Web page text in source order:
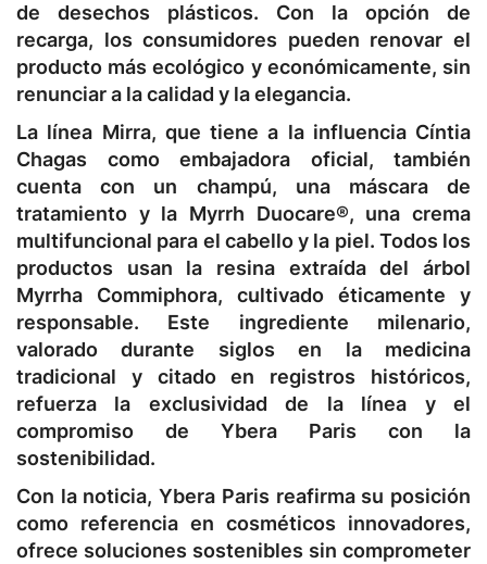
de desechos plásticos. Con la opción de
recarga, los consumidores pueden renovar el
producto más ecológico y económicamente, sin
renunciar a la calidad y la elegancia.
La línea Mirra, que tiene a la influencia Cíntia
Chagas como embajadora oficial, también
cuenta con un champú, una máscara de
tratamiento y la Myrrh Duocare®, una crema
multifuncional para el cabello y la piel. Todos los
productos usan la resina extraída del árbol
Myrrha Commiphora, cultivado éticamente y
responsable. Este ingrediente milenario,
valorado durante siglos en la medicina
tradicional y citado en registros históricos,
refuerza la exclusividad de la línea y el
compromiso de Ybera Paris con la
sostenibilidad.
Con la noticia, Ybera Paris reafirma su posición
como referencia en cosméticos innovadores,
ofrece soluciones sostenibles sin comprometer